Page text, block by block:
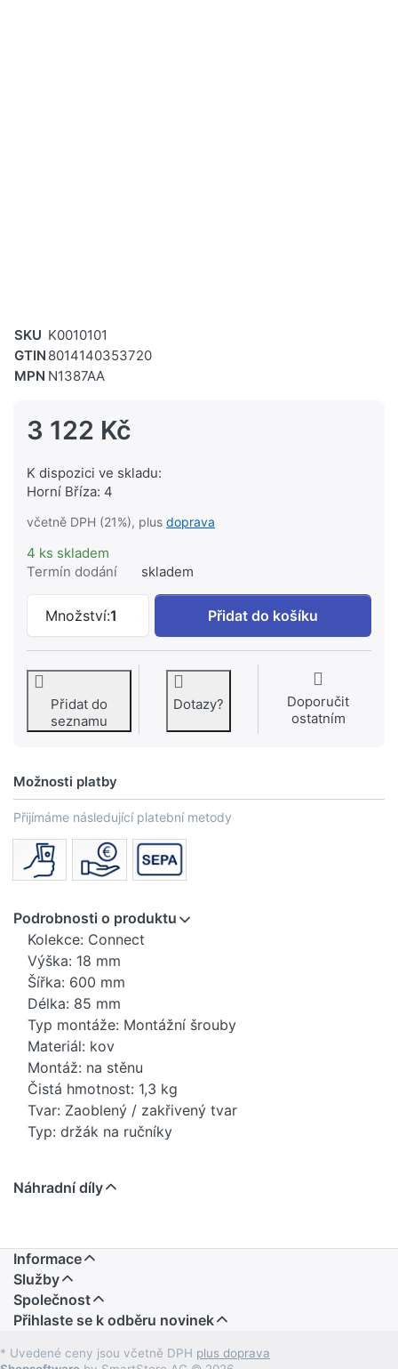
SKU K0010101
GTIN 8014140353720
MPN N1387AA
3 122 Kč
K dispozici ve skladu:
Horní Bříza: 4
včetně DPH (21%), plus doprava
4 ks skladem
Termín dodání
skladem
Množství:1
IDEAL STANDARD CONNECT -
Přidat do košíku
Přidat do
seznamu
Dotazy?
Doporučit
ostatním
Možnosti platby
Přijímáme následující platební metody
Podrobnosti o produktu
Kolekce: Connect
Výška: 18 mm
Šířka: 600 mm
Délka: 85 mm
Typ montáže: Montážní šrouby
Materiál: kov
Montáž: na stěnu
Čistá hmotnost: 1,3 kg
Tvar: Zaoblený / zakřivený tvar
Typ: držák na ručníky
Náhradní díly
Informace
Služby
Společnost
Přihlaste se k odběru novinek
* Uvedené ceny jsou včetně DPH plus doprava